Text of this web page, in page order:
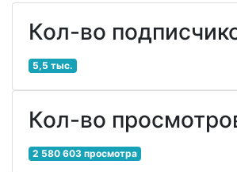
Кол-во
5,5 тыс.
Кол-во
2 580 603 просмотра